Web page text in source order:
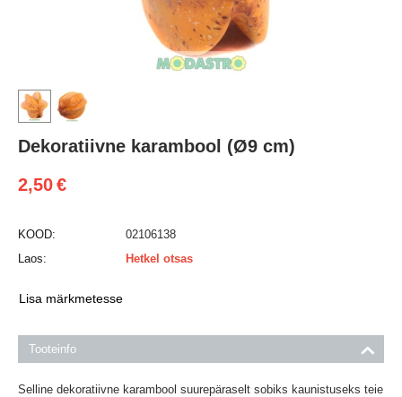
Dekoratiivne karambool (Ø9 cm)
2,50€
KOOD:
02106138
Laos:
Hetkel otsas
Lisa märkmetesse
Tooteinfo
Selline dekoratiivne karambool suurepäraselt sobiks kaunistuseks teie